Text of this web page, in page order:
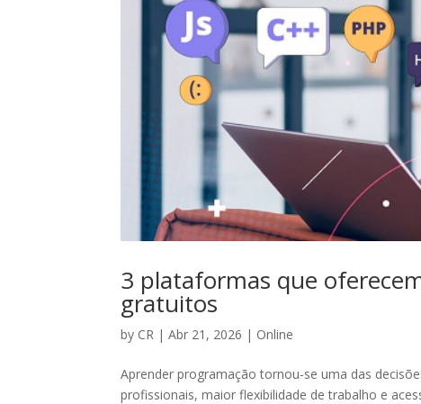
3 plataformas que
gratuitos
by CR |Abr 21, 2026 | Online
Aprender programação tornou-se uma das
profissionais, maior flexibilidade de trabalho e